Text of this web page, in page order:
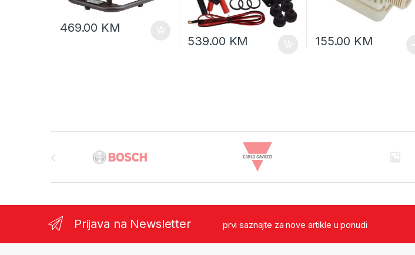
469.00 KM
539.00 KM 155.00 KM
Prijava na Newsletter prvi saznajte za nove artikle u ponudi